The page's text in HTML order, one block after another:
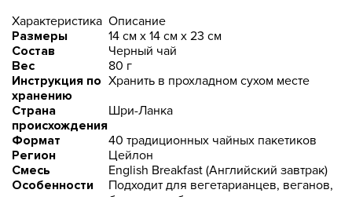
Характеристика Описание
Размеры
14 см x 14 см x 23 см
Состав
Черный чай
Вес
80 г
Инструкция по
хранению
Хранить в прохладном сухом месте
Страна
происхождения
Шри-Ланка
Формат
40 традиционных чайных пакетиков
Регион
Цейлон
Смесь
English Breakfast (Английский завтрак)
Особенности
Подходит для вегетарианцев, веганов,